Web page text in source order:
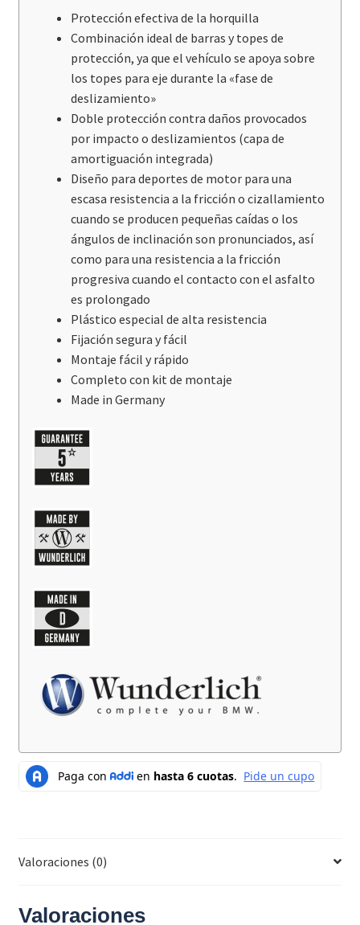
Protección efectiva de la horquilla
Combinación ideal de barras y topes de
protección, ya que el vehículo se apoya sobre
los topes para eje durante la «fase de
deslizamiento»
Doble protección contra daños provocados
por impacto o deslizamientos (capa de
amortiguación integrada)
Diseño para deportes de motor para una
escasa resistencia a la fricción o cizallamiento
cuando se producen pequeñas caídas o los
ángulos de inclinación son pronunciados, así
como para una resistencia a la fricción
progresiva cuando el contacto con el asfalto
es prolongado
Plástico especial de alta resistencia
Fijación segura y fácil
Montaje fácil y rápido
Completo con kit de montaje
Made in Germany
Valoraciones (0)
Valoraciones